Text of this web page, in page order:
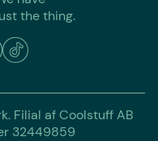
the thing.
Filial af Coolstuff AB
32449859